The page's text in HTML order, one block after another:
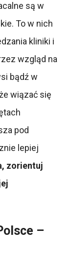
są w
To w nich
kliniki i
wzgląd na
bądź w
wiązać się
pod
lepiej
zorientuj
–